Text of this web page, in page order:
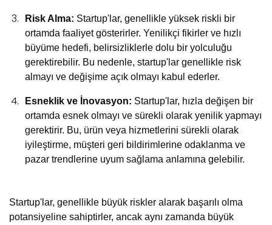
Risk Alma: Startup'lar, genellikle yüksek riskli bir
ortamda faaliyet gösterirler. Yenilikçi fikirler ve hızlı
büyüme hedefi, belirsizliklerle dolu bir yolculuğu
gerektirebilir. Bu nedenle, startup'lar genellikle risk
almayı ve değişime açık olmayı kabul ederler.
Esneklik ve İnovasyon: Startup'lar, hızla değişen bir
ortamda esnek olmayı ve sürekli olarak yenilik yapmayı
gerektirir. Bu, ürün veya hizmetlerini sürekli olarak
iyileştirme, müşteri geri bildirimlerine odaklanma ve
pazar trendlerine uyum sağlama anlamına gelebilir.
Startup'lar, genellikle büyük riskler alarak başarılı olma
potansiyeline sahiptirler, ancak aynı zamanda büyük